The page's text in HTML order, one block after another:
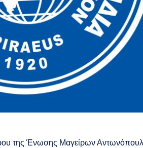
της Ένωσης Μαγείρων